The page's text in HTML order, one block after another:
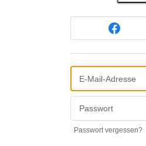
Passwort vergessen?